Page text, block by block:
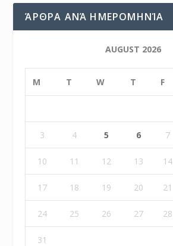
ΆΡΘΡΑ ΑΝΆ ΗΜΕΡΟΜΗΝΊΑ
AUGUST 2026
M T W T F
3 4 5 6 7
10 11 12 13 14
17 18 19 20 21
24 25 26 27 28
31